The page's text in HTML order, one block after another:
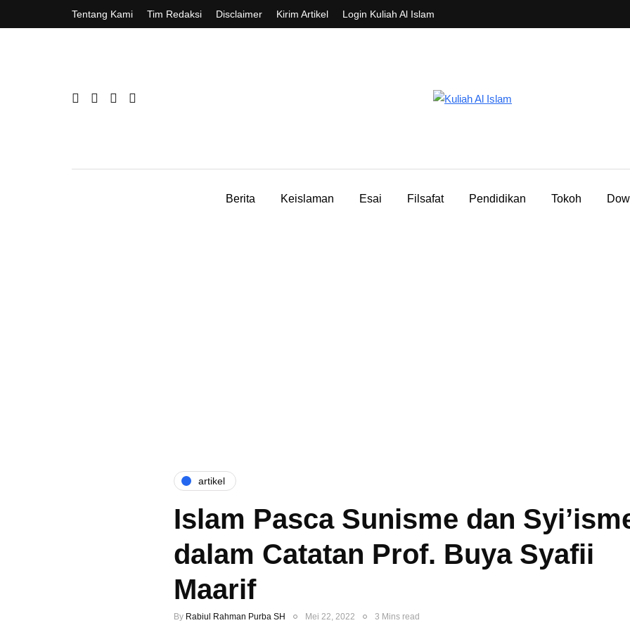
Tentang Kami Tim Redaksi Disclaimer Kirim Artikel Login Kuliah Al Islam
Berita Keislaman Esai Filsafat Pendidikan Tokoh
artikel
Islam Pasca Sunisme dan
dalam Catatan Prof. Buya Syafii
Maarif
By Rabiul Rahman Purba SH Mei 22, 2022 3 Mins read